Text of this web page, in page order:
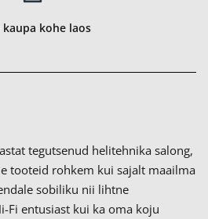
kaupa kohe laos
tegutsenud helitehnika salong,
tooteid rohkem kui sajalt maailma
sobiliku nii lihtne
Fi entusiast kui ka oma koju